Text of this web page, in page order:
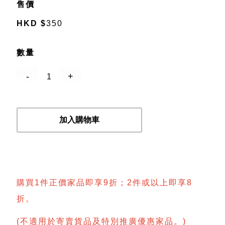
售價
HKD$350
數量
加入購物車
購買1件正價家品即享9折；2件或以上即享8
折。
(不適用於寄賣貨品及特別推廣優惠家品。)